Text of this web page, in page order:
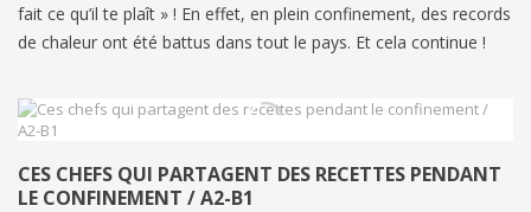
fait ce qu’il te plaît » ! En effet, en plein confinement, des records
de chaleur ont été battus dans tout le pays. Et cela continue !
CES CHEFS QUI PARTAGENT DES RECETTES PENDANT
LE CONFINEMENT / A2-B1